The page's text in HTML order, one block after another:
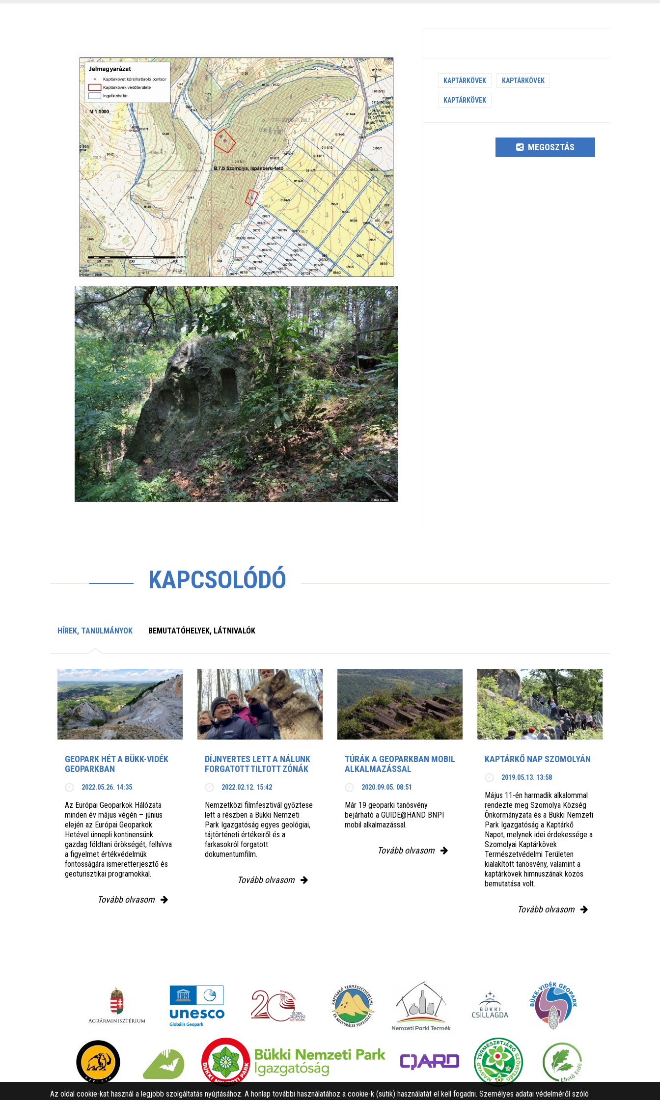
KAPTÁRKÖVEK KAPTÁRKÖVEK
KAPTÁRKÖVEK
MEGOSZTÁS
KAPCSOLÓDÓ
HÍREK, TANULMÁNYOK BEMUTATÓHELYEK, LÁTNIVALÓK
GEOPARK HÉT A BÜKK-VIDÉK
GEOPARKBAN
2022.05.26. 14:35
Az Európai Geoparkok Hálózata
minden év május végén – június
elején az Európai Geoparkok
Hetével ünnepli kontinensünk
gazdag földtani örökségét, felhívva
a figyelmet értékvédelmük
fontosságára ismeretterjesztő és
geoturisztikai programokkal.
Tovább olvasom
DÍJNYERTES LETT A NÁLUNK
FORGATOTT TILTOTT ZÓNÁK
2022.02.12. 15:42
Nemzetközi filmfesztivál győztese
lett a részben a Bükki Nemzeti
Park Igazgatóság egyes geológiai,
tájtörténeti értékeiről és a
farkasokról forgatott
dokumentumfilm.
Tovább olvasom
TÚRÁK A GEOPARKBAN MOBIL
ALKALMAZÁSSAL
2020.09.05. 08:51
Már 19 geoparki tanösvény
bejárható a GUIDE@HAND BNPI
mobil alkalmazással.
Tovább olvasom
KAPTÁRKŐ NAP SZOMOLYÁN
2019.05.13. 13:58
Május 11-én harmadik alkalommal
rendezte meg Szomolya Község
Önkormányzata és a Bükki Nemzeti
Park Igazgatóság a Kaptárkő
Napot, melynek idei érdekessége a
Szomolyai Kaptárkövek
Természetvédelmi Területen
kialakított tanösvény, valamint a
kaptárkövek himnuszának közös
bemutatása volt.
Tovább olvasom
Az oldal cookie-kat használ a legjobb szolgáltatás nyújtásához. A honlap további használatához a cookie-k (sütik) használatát el kell fogadni. Személyes adatai védelméről szóló